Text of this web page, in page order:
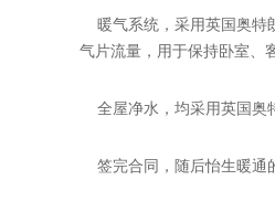
暖气系统，采用英国奥特
气片流量，用于保持卧室、
全屋净水，均采用英国奥
签完合同，随后怡生暖通